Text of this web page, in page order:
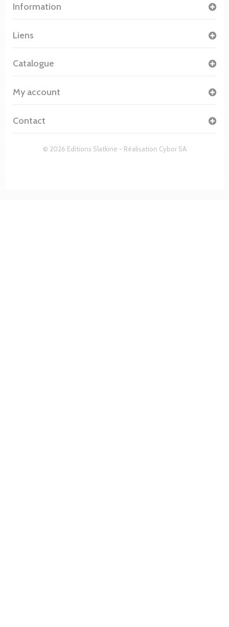
Information
© 2026 Editions Slatkine - Réalisation Cybor SA
Liens
Catalogue
My account
Contact